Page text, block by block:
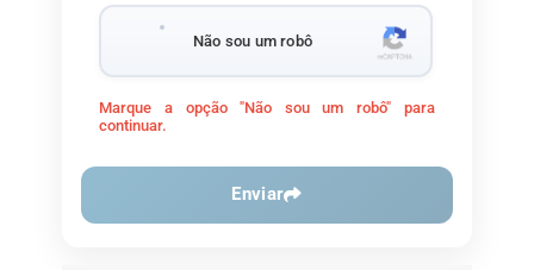
Não sou um robô
Marque a opção "Não sou um robô" para
continuar.
Enviar